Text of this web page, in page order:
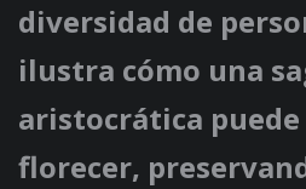
diversidad de
ilustra cómo una
aristocrática
florecer,